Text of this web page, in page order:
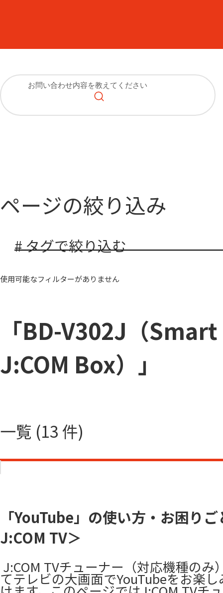
ページの絞り込み
# タグで絞り込む
使用可能なフィルターがありません
「BD-V302J（Smart
J:COM Box）」
一覧 (13 件)
「YouTube」の使い方・お困り
J:COM TV＞
J:COM TVチューナー（対応機種のみ
てテレビの大画面でYouTubeをお楽